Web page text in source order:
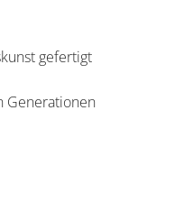
gefertigt
Generationen